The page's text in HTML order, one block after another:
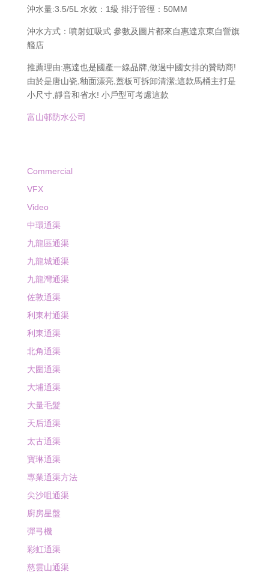
沖水量:3.5/5L 水效：1級 排汙管徑：50MM
沖水方式：噴射虹吸式 參數及圖片都來自惠達京東自營旗
艦店
推薦理由:惠達也是國產一線品牌,做過中國女排的贊助商!
由於是唐山瓷,釉面漂亮,蓋板可拆卸清潔;這款馬桶主打是
小尺寸,靜音和省水! 小戶型可考慮這款
富山邨防水公司
Commercial
VFX
Video
中環通渠
九龍區通渠
九龍城通渠
九龍灣通渠
佐敦通渠
利東村通渠
利東通渠
北角通渠
大圍通渠
大埔通渠
大量毛髮
天后通渠
太古通渠
寶琳通渠
專業通渠方法
尖沙咀通渠
廚房星盤
彈弓機
彩虹通渠
慈雲山通渠